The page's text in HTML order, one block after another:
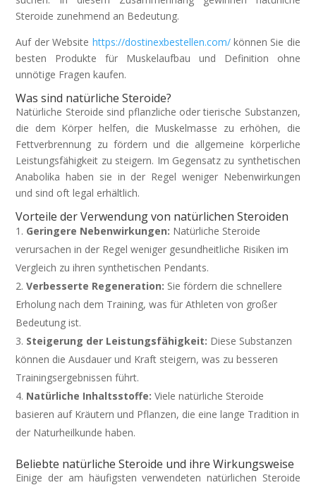
Steroide zunehmend an Bedeutung.
Auf der Website https://dostinexbestellen.com/können Sie die
besten Produkte für Muskelaufbau und Definition ohne
unnötige Fragen kaufen.
Was sind natürliche Steroide?
Natürliche Steroide sind pflanzliche oder tierische Substanzen,
die dem Körper helfen, die Muskelmasse zu erhöhen, die
Fettverbrennung zu fördern und die allgemeine körperliche
Leistungsfähigkeit zu steigern. Im Gegensatz zu synthetischen
Anabolika haben sie in der Regel weniger Nebenwirkungen
und sind oft legal erhältlich.
Vorteile der Verwendung von natürlichen Steroiden
Geringere Nebenwirkungen: Natürliche Steroide
verursachen in der Regel weniger gesundheitliche Risiken im
Vergleich zu ihren synthetischen Pendants.
Verbesserte Regeneration: Sie fördern die schnellere
Erholung nach dem Training, was für Athleten von großer
Bedeutung ist.
Steigerung der Leistungsfähigkeit: Diese Substanzen
können die Ausdauer und Kraft steigern, was zu besseren
Trainingsergebnissen führt.
Natürliche Inhaltsstoffe: Viele natürliche Steroide
basieren auf Kräutern und Pflanzen, die eine lange Tradition in
der Naturheilkunde haben.
Beliebte natürliche Steroide und ihre Wirkungsweise
Einige der am häufigsten verwendeten natürlichen Steroide